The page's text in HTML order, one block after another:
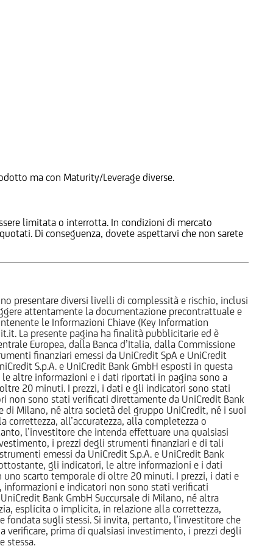
ma con Maturity/Leverage diverse.
limitata o interrotta. In condizioni di mercato
Di conseguenza, dovete aspettarvi che non sarete
presentare diversi livelli di complessità e rischio, inclusi
attentamente la documentazione precontrattuale e
le Informazioni Chiave (Key Information
La presente pagina ha finalità pubblicitarie ed è
Europea, dalla Banca d’Italia, dalla Commissione
finanziari emessi da UniCredit SpA e UniCredit
S.p.A. e UniCredit Bank GmbH esposti in questa
altre informazioni e i dati riportati in pagina sono a
20 minuti. I prezzi, i dati e gli indicatori sono stati
sono stati verificati direttamente da UniCredit Bank
di Milano, né altra società del gruppo UniCredit, né i suoi
all’accuratezza, alla completezza o
l’investitore che intenda effettuare una qualsiasi
i prezzi degli strumenti finanziari e di tali
emessi da UniCredit S.p.A. e UniCredit Bank
gli indicatori, le altre informazioni e i dati
scarto temporale di oltre 20 minuti. I prezzi, i dati e
e indicatori non sono stati verificati
Bank GmbH Succursale di Milano, né altra
esplicita o implicita, in relazione alla correttezza,
sugli stessi. Si invita, pertanto, l’investitore che
prima di qualsiasi investimento, i prezzi degli
stessa.